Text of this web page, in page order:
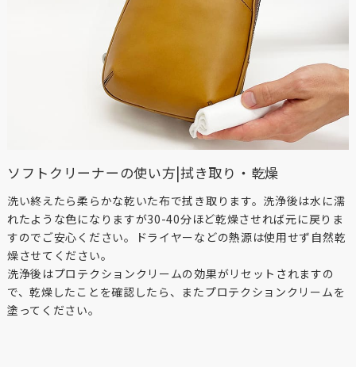
ソフトクリーナーの使い方|拭き取り・乾燥
洗い終えたら柔らかな乾いた布で拭き取ります。洗浄後は水に濡
れたような色になりますが30-40分ほど乾燥させれば元に戻りま
すのでご安心ください。ドライヤーなどの熱源は使用せず自然乾
燥させてください。
洗浄後はプロテクションクリームの効果がリセットされますの
で、乾燥したことを確認したら、またプロテクションクリームを
塗ってください。